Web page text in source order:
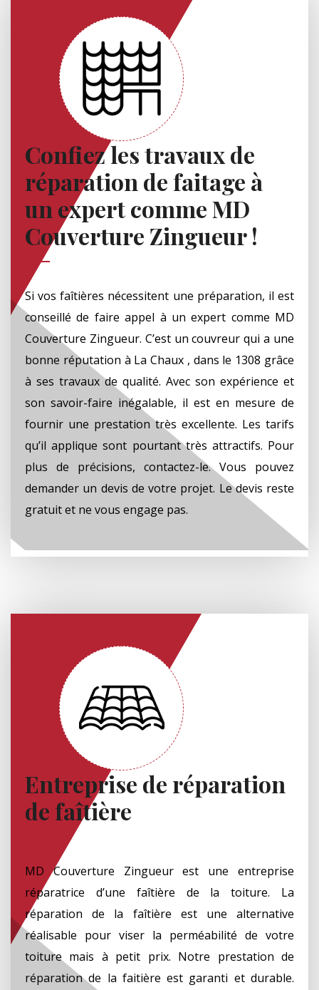
Confiez les travaux de
réparation de faitage à
un expert comme MD
Couverture Zingueur !
Si vos faîtières nécessitent une préparation, il est
conseillé de faire appel à un expert comme MD
Couverture Zingueur. C’est un couvreur qui a une
bonne réputation à La Chaux , dans le 1308 grâce
à ses travaux de qualité. Avec son expérience et
son savoir-faire inégalable, il est en mesure de
fournir une prestation très excellente. Les tarifs
qu’il applique sont pourtant très attractifs. Pour
plus de précisions, contactez-le. Vous pouvez
demander un devis de votre projet. Le devis reste
gratuit et ne vous engage pas.
Entreprise de réparation
de faîtière
MD Couverture Zingueur est une entreprise
réparatrice d’une faîtière de la toiture. La
réparation de la faîtière est une alternative
réalisable pour viser la perméabilité de votre
toiture mais à petit prix. Notre prestation de
réparation de la faitière est garanti et durable.